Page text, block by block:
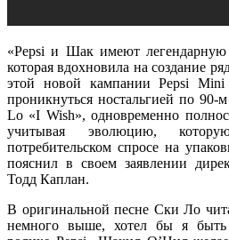
«Pepsi и Шак имеют легендарную
которая вдохновила на создание
этой новой кампании Pepsi
проникнуться ностальгией по 90-
Lo «I Wish», одновременно
учитывая эволюцию,
потребительском спросе на
пояснил в своем заявлении
Тодд Каплан.
В оригинальной песне Ски Ло
немного выше, хотел бы я